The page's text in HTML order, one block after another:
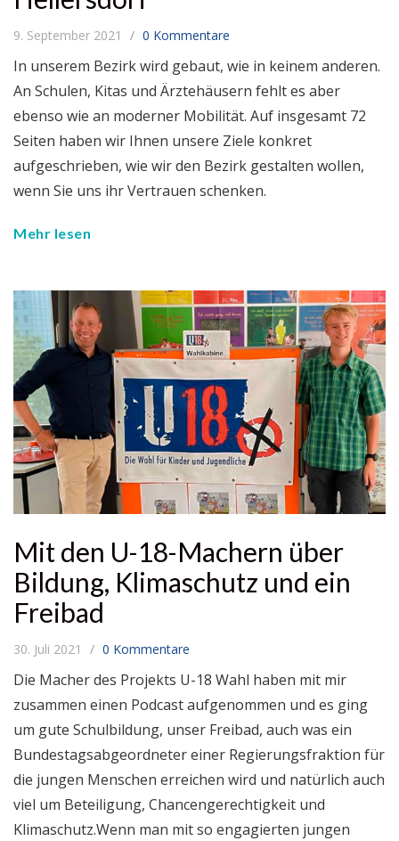
9. September 2021 0 Kommentare
In unserem Bezirk wird gebaut, wie in keinem anderen.
An Schulen, Kitas und Ärztehäusern fehlt es aber
ebenso wie an moderner Mobilität. Auf insgesamt 72
Seiten haben wir Ihnen unsere Ziele konkret
aufgeschrieben, wie wir den Bezirk gestalten wollen,
wenn Sie uns ihr Vertrauen schenken.
Mehr lesen
Mit den U-18-Machern über
Bildung, Klimaschutz und ein
Freibad
30. Juli 2021 0 Kommentare
Die Macher des Projekts U-18 Wahl haben mit mir
zusammen einen Podcast aufgenommen und es ging
um gute Schulbildung, unser Freibad, auch was ein
Bundestagsabgeordneter einer Regierungsfraktion für
die jungen Menschen erreichen wird und natürlich auch
viel um Beteiligung, Chancengerechtigkeit und
Klimaschutz.Wenn man mit so engagierten jungen